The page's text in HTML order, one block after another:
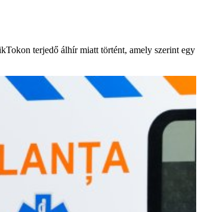
terjedő álhír miatt történt, amely szerint egy